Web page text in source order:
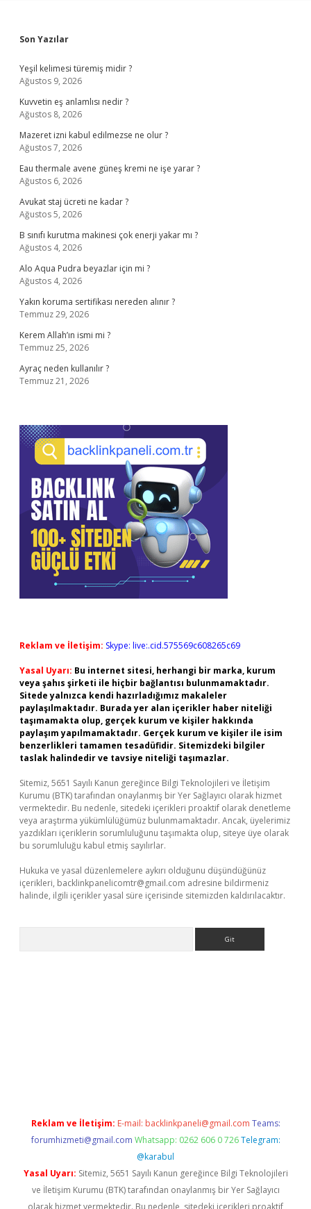
Sidebar
Son Yazılar
Yeşil kelimesi türemiş midir ?
Ağustos 9, 2026
Kuvvetin eş anlamlısı nedir ?
Ağustos 8, 2026
Mazeret izni kabul edilmezse ne olur ?
Ağustos 7, 2026
Eau thermale avene güneş kremi ne işe yarar ?
Ağustos 6, 2026
Avukat staj ücreti ne kadar ?
Ağustos 5, 2026
B sınıfı kurutma makinesi çok enerji yakar mı ?
Ağustos 4, 2026
Alo Aqua Pudra beyazlar için mi ?
Ağustos 4, 2026
Yakın koruma sertifikası nereden alınır ?
Temmuz 29, 2026
Kerem Allah’ın ismi mi ?
Temmuz 25, 2026
Ayraç neden kullanılır ?
Temmuz 21, 2026
Reklam ve İletişim: Skype: live:.cid.575569c608265c69
Yasal Uyarı: Bu internet sitesi, herhangi bir marka, kurum
veya şahıs şirketi ile hiçbir bağlantısı bulunmamaktadır.
Sitede yalnızca kendi hazırladığımız makaleler
paylaşılmaktadır. Burada yer alan içerikler haber niteliği
taşımamakta olup, gerçek kurum ve kişiler hakkında
paylaşım yapılmamaktadır. Gerçek kurum ve kişiler ile isim
benzerlikleri tamamen tesadüfidir. Sitemizdeki bilgiler
taslak halindedir ve tavsiye niteliği taşımazlar.
Sitemiz, 5651 Sayılı Kanun gereğince Bilgi Teknolojileri ve İletişim
Kurumu (BTK) tarafından onaylanmış bir Yer Sağlayıcı olarak hizmet
vermektedir. Bu nedenle, sitedeki içerikleri proaktif olarak denetleme
veya araştırma yükümlülüğümüz bulunmamaktadır. Ancak, üyelerimiz
yazdıkları içeriklerin sorumluluğunu taşımakta olup, siteye üye olarak
bu sorumluluğu kabul etmiş sayılırlar.
Hukuka ve yasal düzenlemelere aykırı olduğunu düşündüğünüz
içerikleri, backlinkpanelicomtr@gmail.com adresine bildirmeniz
halinde, ilgili içerikler yasal süre içerisinde sitemizden kaldırılacaktır.
Reklam ve İletişim: E-mail: backlinkpaneli@gmail.com Teams:
forumhizmeti@gmail.com Whatsapp: 0262 606 0 726 Telegram:
@karabul
Yasal Uyarı: Sitemiz, 5651 Sayılı Kanun gereğince Bilgi Teknolojileri
ve İletişim Kurumu (BTK) tarafından onaylanmış bir Yer Sağlayıcı
olarak hizmet vermektedir. Bu nedenle, sitedeki içerikleri proaktif